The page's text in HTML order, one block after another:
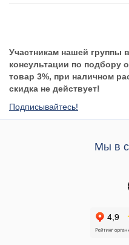
Участникам нашей группы
консультации по подбору
товар 3%, при наличном
скидка не действует!
Подписывайтесь!
Мы в